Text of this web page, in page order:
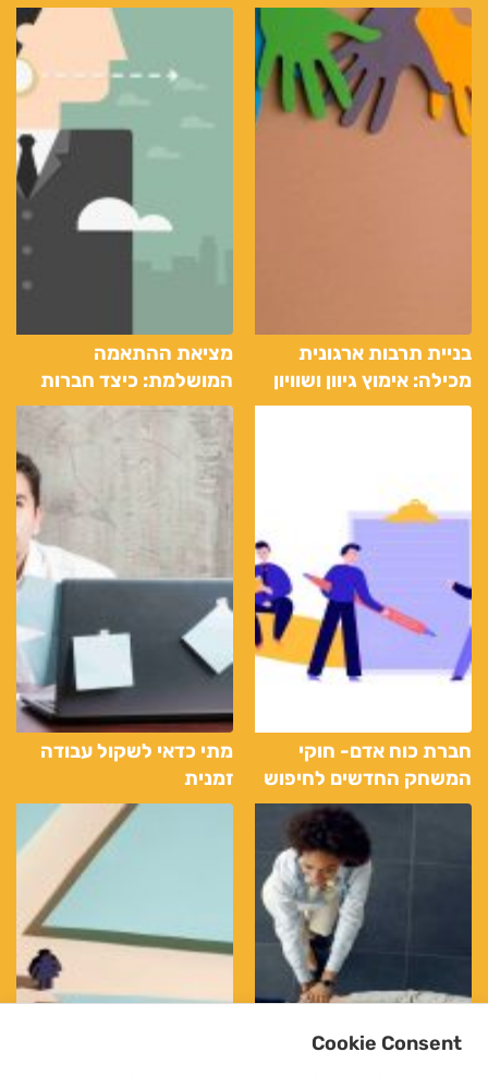
בניית תרבות ארגונית
מכילה: אימוץ גיוון ושוויון
מציאת ההתאמה
המושלמת: כיצד חברות
כוח אדם משוות אותך עם
עבודת החלומות שלך
חברת כוח אדם- חוקי
המשחק החדשים לחיפוש
עבודה
מתי כדאי לשקול עבודה
זמנית
Cookie Consent